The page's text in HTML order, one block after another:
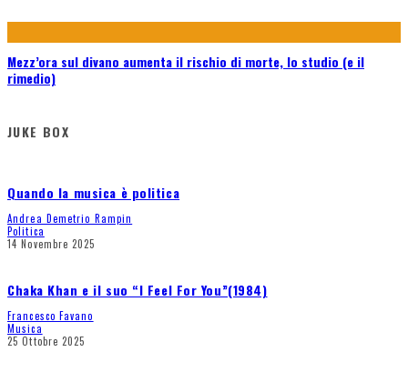
Mezz’ora sul divano aumenta il rischio di morte, lo studio (e il
rimedio)
JUKE BOX
Quando la musica è politica
Andrea Demetrio Rampin
Politica
14 Novembre 2025
Chaka Khan e il suo “I Feel For You”(1984)
Francesco Favano
Musica
25 Ottobre 2025